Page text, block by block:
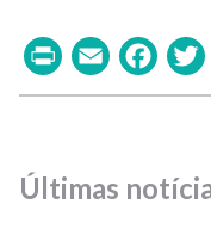
PrintEmail
Últimas